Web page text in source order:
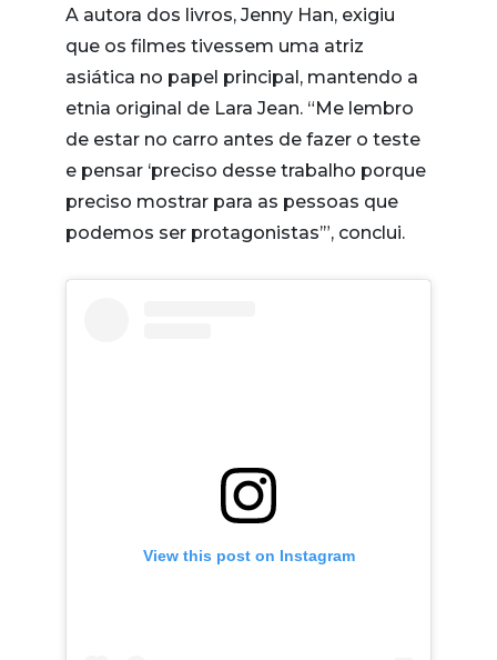
A autora dos livros, Jenny Han, exigiu
que os filmes tivessem uma atriz
asiática no papel principal, mantendo a
etnia original de Lara Jean. “Me lembro
de estar no carro antes de fazer o teste
e pensar ‘preciso desse trabalho porque
preciso mostrar para as pessoas que
podemos ser protagonistas’”, conclui.
View this post on Instagram